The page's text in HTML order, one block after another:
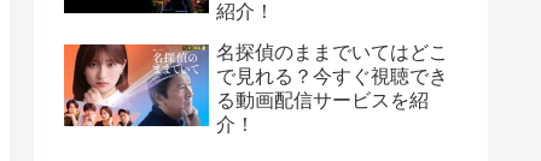
紹介！
名探偵のままでいてはどこ
で見れる？今すぐ視聴でき
る動画配信サービスを紹
介！